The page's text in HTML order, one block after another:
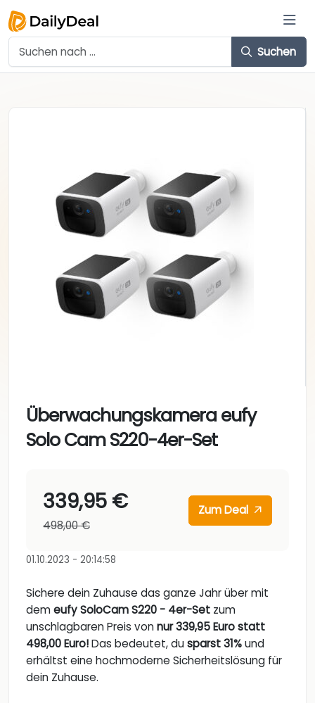
Suchen
Überwachungskamera eufy
Solo Cam S220-4er-Set
339,95 €
498,00 €
Zum Deal
01.10.2023 - 20:14:58
Sichere dein Zuhause das ganze Jahr über mit
demeufy SoloCam S220 - 4er-Set zum
unschlagbaren Preis vonnur 339,95 Euro statt
498,00 Euro!Das bedeutet, dusparst 31%und
erhältst eine hochmoderne Sicherheitslösung für
dein Zuhause.